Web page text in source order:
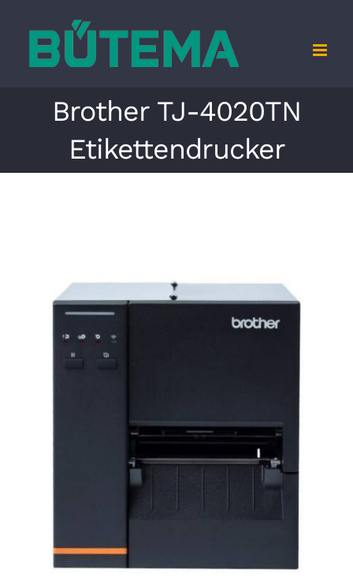
Inhalt
springen
Brother TJ-4020TN
Etikettendrucker